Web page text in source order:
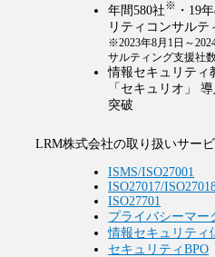
年間580社※ ・19
リティコンサルテ
※2023年8月1日～
サルティング支援社
情報セキュリティ
「セキュリオ」
突破
LRM株式会社の取り扱いサー
ISMS/ISO27001
ISO27017/
ISO27701
プライバシーマー
情報セキュリティ
セキュリティBPO